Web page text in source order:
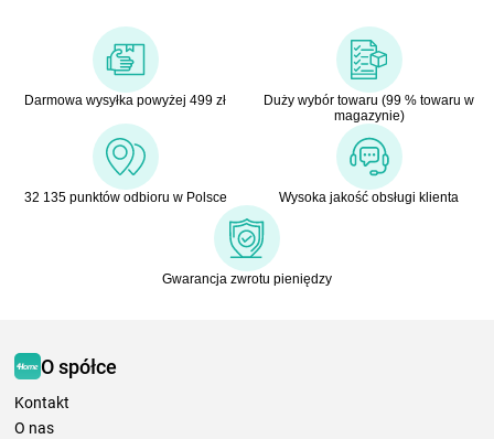
Darmowa wysyłka powyżej 499 zł
Duży wybór towaru (99 % towaru w
magazynie)
32 135 punktów odbioru w Polsce Wysoka jakość obsługi klienta
Gwarancja zwrotu pieniędzy
O spółce
Kontakt
O nas